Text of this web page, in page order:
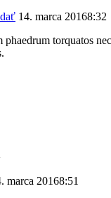
14. marca 20168:32
phaedrum torquatos
marca 20168:51